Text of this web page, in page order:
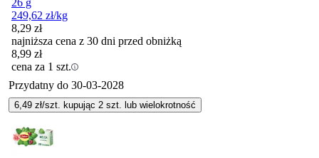
249,62 zł/kg
8,29 zł
najniższa cena z 30 dni przed obniżką
8,99 zł
cena za 1 szt.
Przydatny do 30-03-2028
6,49 zł/szt. kupując 2 szt. lub wielokrotność